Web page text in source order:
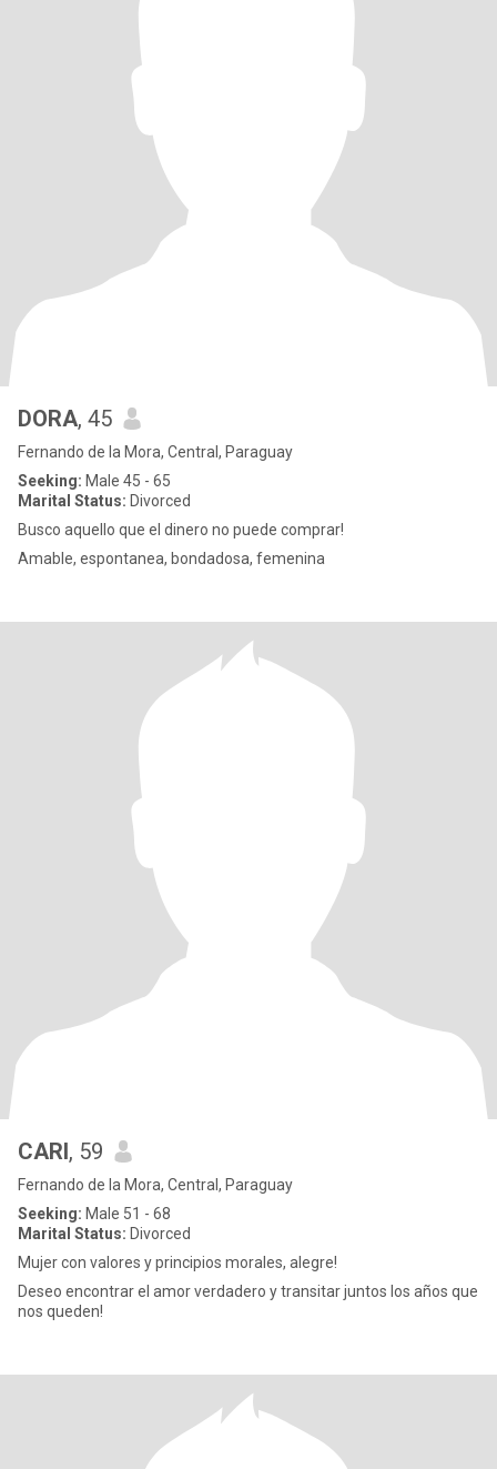
DORA, 45
Fernando de la Mora, Central, Paraguay
Seeking: Male 45 - 65
Marital Status: Divorced
Busco aquello que el dinero no puede comprar!
Amable, espontanea, bondadosa, femenina
CARI, 59
Fernando de la Mora, Central, Paraguay
Seeking: Male 51 - 68
Marital Status: Divorced
Mujer con valores y principios morales, alegre!
Deseo encontrar el amor verdadero y transitar juntos los años que
nos queden!